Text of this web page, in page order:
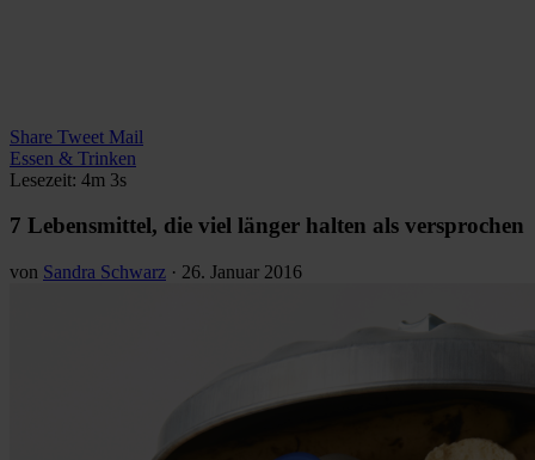
Share Tweet Mail
Essen & Trinken
Lesezeit: 4m 3s
7 Lebensmittel, die viel länger halten als versprochen
von Sandra Schwarz · 26. Januar 2016